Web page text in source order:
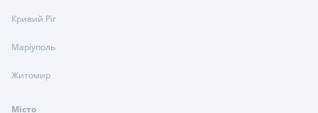
Кривий Ріг
Маріуполь
Житомир
Місто